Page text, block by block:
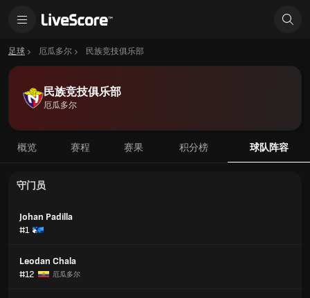
足球 厄瓜多尔 民族竞技俱乐部
民族竞技俱乐部
厄瓜多尔
概览 赛程 赛果 积分榜 球队阵容
守门员
Johan Padilla
#1
Leodan Chala
#12
厄瓜多尔